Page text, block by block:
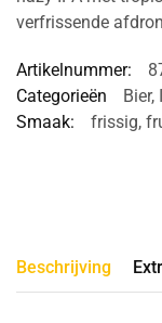
verfrissende
Artikelnummer:
Categorieën
Bier,
Smaak:
frissig,
Beschrijving